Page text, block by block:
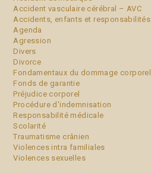
Accident vasculaire cérébral – AVC
Accidents, enfants et responsabilités
Agenda
Agression
Divers
Divorce
Fondamentaux du dommage corporel
Fonds de garantie
Préjudice corporel
Procédure d'indemnisation
Responsabilité médicale
Scolarité
Traumatisme crânien
Violences intra familiales
Violences sexuelles